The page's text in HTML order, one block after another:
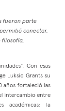
fueron parte
conectar,
filosofía,
Con esas
Luksic Grants su
años fortaleció las
intercambio entre
académicas: la